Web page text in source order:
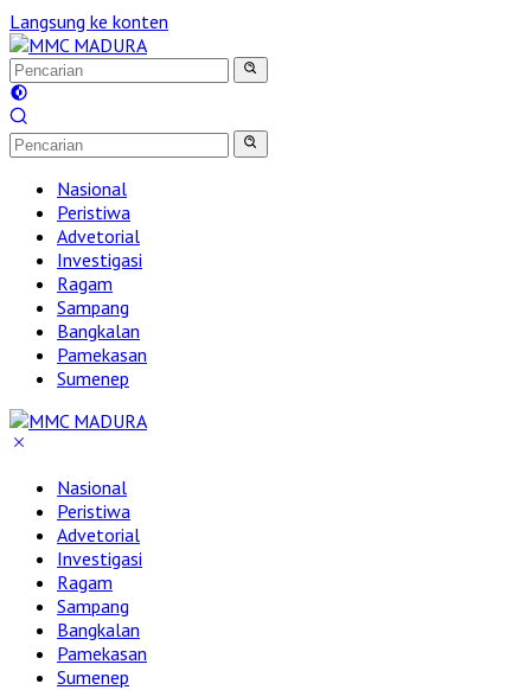
Langsung ke konten
Nasional
Peristiwa
Advetorial
Investigasi
Ragam
Sampang
Bangkalan
Pamekasan
Sumenep
Nasional
Peristiwa
Advetorial
Investigasi
Ragam
Sampang
Bangkalan
Pamekasan
Sumenep